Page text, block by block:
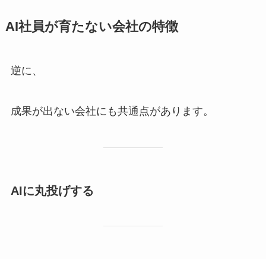
AI社員が育たない会社の特徴
逆に、
成果が出ない会社にも共通点があります。
AIに丸投げする